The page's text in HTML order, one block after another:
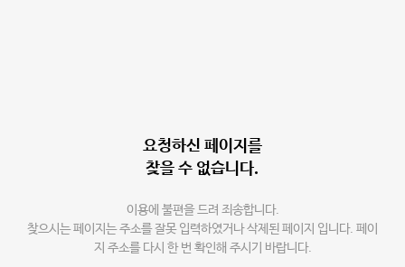
요청하신 페이지를
찾을 수 없습니다.
이용에 불편을 드려 죄송합니다.
찾으시는 페이지는 주소를 잘못 입력하였거나 삭제된 페이지 입니다. 페이
지 주소를 다시 한 번 확인해 주시기 바랍니다.